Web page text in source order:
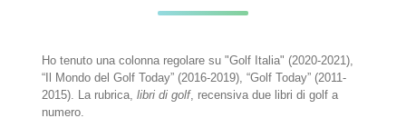
Ho tenuto una colonna regolare su "Golf Italia" (2020-2021),
“Il Mondo del Golf Today” (2016-2019), “Golf Today” (2011-
2015). La rubrica,libri di golf, recensiva due libri di golf a
numero.